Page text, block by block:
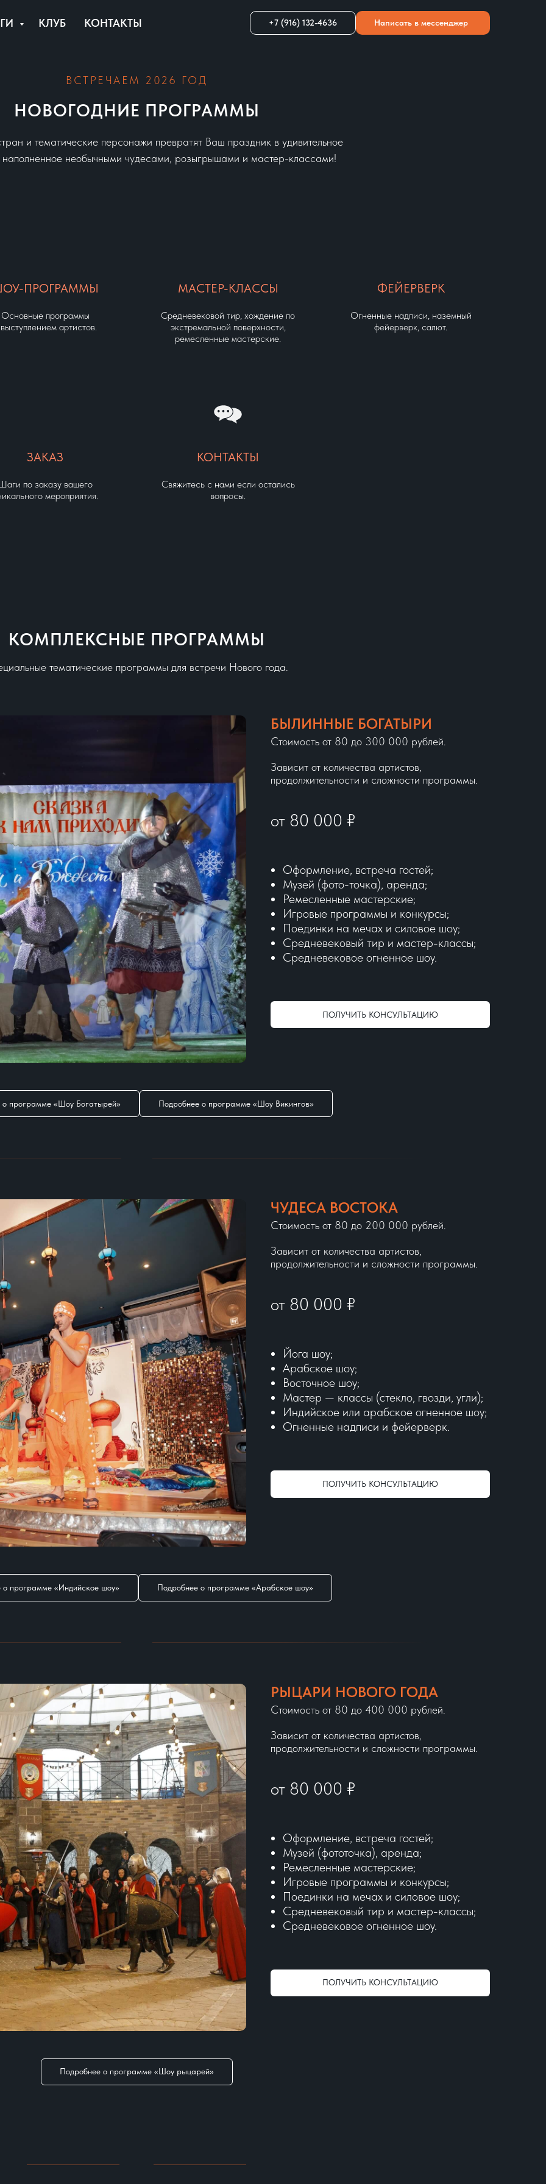
КЛУБ КОНТАКТЫ +7 (916) 132-4636 Написать в мессенджер
ВСТРЕЧАЕМ 2026 ГОД
НОВОГОДНИЕ ПРОГРАММЫ
и тематические персонажи превратят Ваш праздник в удивительное
наполненное необычными чудесами, розыгрышами и мастер-классами!
ПРОГРАММЫ
Основные программы
артистов.
МАСТЕР-КЛАССЫ
Средневековой тир, хождение по
экстремальной поверхности,
ремесленные мастерские.
ФЕЙЕРВЕРК
Огненные надписи, наземный
фейерверк, салют.
ЗАКАЗ
по заказу вашего
мероприятия.
КОНТАКТЫ
Свяжитесь с нами если остались
вопросы.
КОМПЛЕКСНЫЕ ПРОГРАММЫ
тематические программы для встречи Нового года.
БЫЛИННЫЕ БОГАТЫРИ
Стоимость от 80 до 300 000 рублей.
Зависит от количества артистов,
продолжительности и сложности программы.
от 80 000 ₽
Оформление, встреча гостей;
Музей (фото-точка), аренда;
Ремесленные мастерские;
Игровые программы и конкурсы;
Поединки на мечах и силовое шоу;
Средневековый тир и мастер-классы;
Средневековое огненное шоу.
ПОЛУЧИТЬ КОНСУЛЬТАЦИЮ
о программе «Шоу Богатырей» Подробнее о программе «Шоу Викингов»
ЧУДЕСА ВОСТОКА
Стоимость от 80 до 200 000 рублей.
Зависит от количества артистов,
продолжительности и сложности программы.
от 80 000 ₽
Йога шоу;
Арабское шоу;
Восточное шоу;
Мастер — классы (стекло, гвозди, угли);
Индийское или арабское огненное шоу;
Огненные надписи и фейерверк.
ПОЛУЧИТЬ КОНСУЛЬТАЦИЮ
о программе «Индийское шоу» Подробнее о программе «Арабское шоу»
РЫЦАРИ НОВОГО ГОДА
Стоимость от 80 до 400 000 рублей.
Зависит от количества артистов,
продолжительности и сложности программы.
от 80 000 ₽
Оформление, встреча гостей;
Музей (фототочка), аренда;
Ремесленные мастерские;
Игровые программы и конкурсы;
Поединки на мечах и силовое шоу;
Средневековый тир и мастер-классы;
Средневековое огненное шоу.
ПОЛУЧИТЬ КОНСУЛЬТАЦИЮ
Подробнее о программе «Шоу рыцарей»